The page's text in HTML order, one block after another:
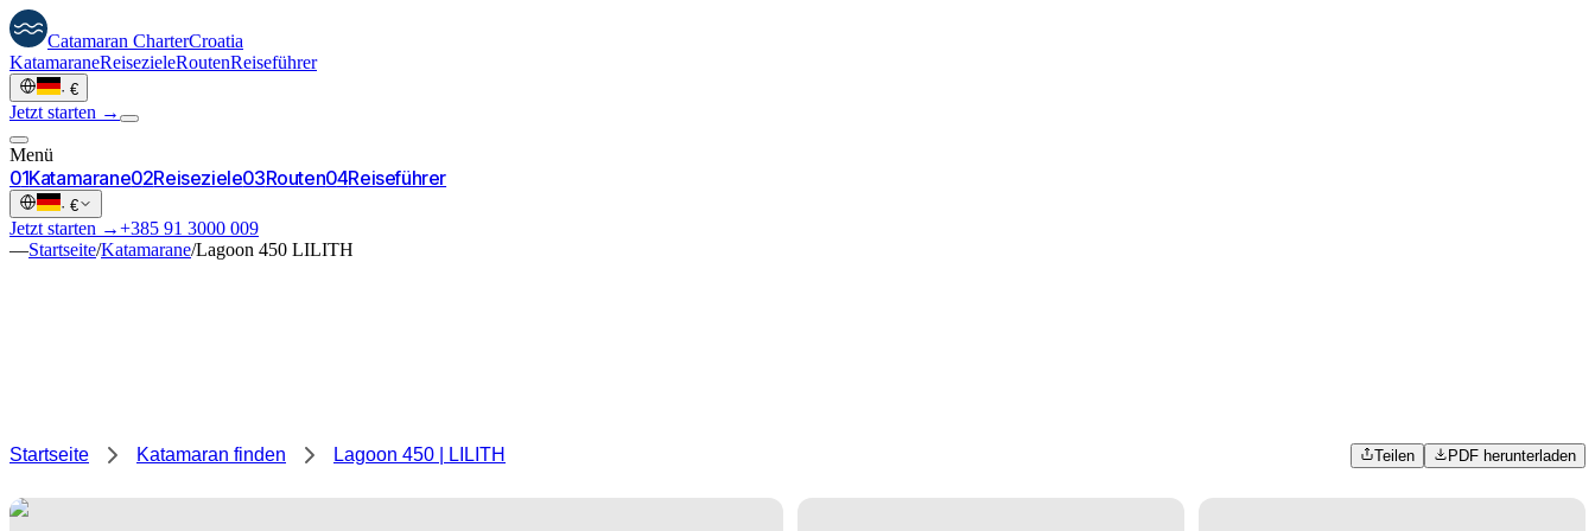
Catamaran CharterCroatia
KatamaraneReisezieleRoutenReiseführer
· €
Jetzt starten →
Menü
01Katamarane02Reiseziele03Routen04Reiseführer
· €
Jetzt starten →+385 91 3000 009
—Startseite/Katamarane/Lagoon 450 LILITH
Startseite Katamaran finden Lagoon 450 | LILITH Teilen PDF herunterladen